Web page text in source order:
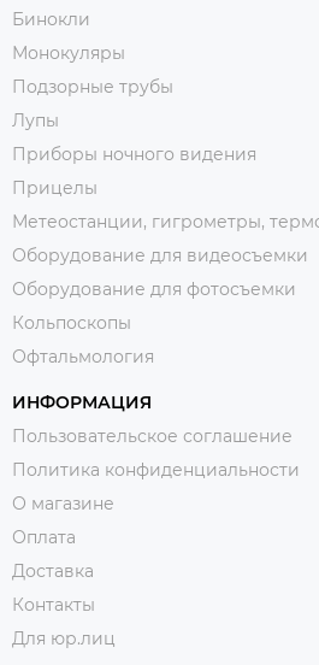
Бинокли
Монокуляры
Подзорные трубы
Лупы
Приборы ночного видения
Прицелы
Метеостанции, гигрометры,
Оборудование для видеосъемки
Оборудование для фотосъемки
Кольпоскопы
Офтальмология
ИНФОРМАЦИЯ
Пользовательское соглашение
Политика конфиденциальности
О магазине
Оплата
Доставка
Контакты
Для юр.лиц